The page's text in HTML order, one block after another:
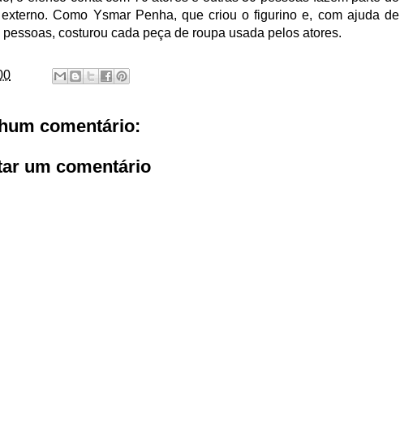
Como Ysmar Penha, que criou o figurino e, com ajuda de
pessoas, costurou cada peça de roupa usada pelos atores.
comentário:
um comentário